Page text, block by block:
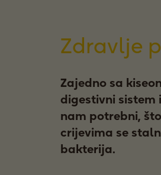
Zdravlje
Zajedno sa
digestivni sistem
nam potrebni,
crijevima se
bakterija.